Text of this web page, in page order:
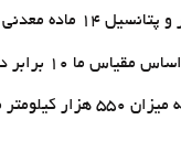
افزایش داده ایم.